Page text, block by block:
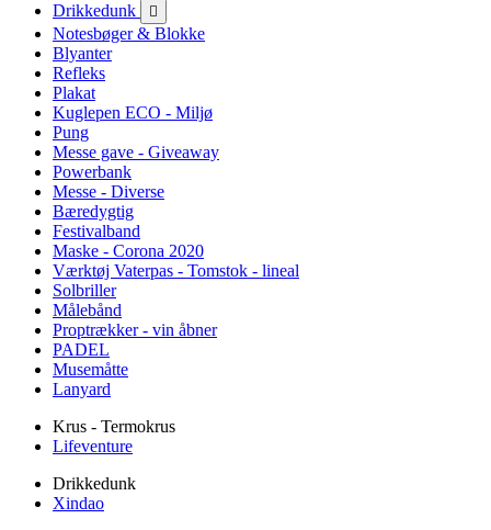
Drikkedunk

Notesbøger & Blokke
Blyanter
Refleks
Plakat
Kuglepen ECO - Miljø
Pung
Messe gave - Giveaway
Powerbank
Messe - Diverse
Bæredygtig
Festivalband
Maske - Corona 2020
Værktøj Vaterpas - Tomstok - lineal
Solbriller
Målebånd
Proptrækker - vin åbner
PADEL
Musemåtte
Lanyard
Krus - Termokrus
Lifeventure
Drikkedunk
Xindao